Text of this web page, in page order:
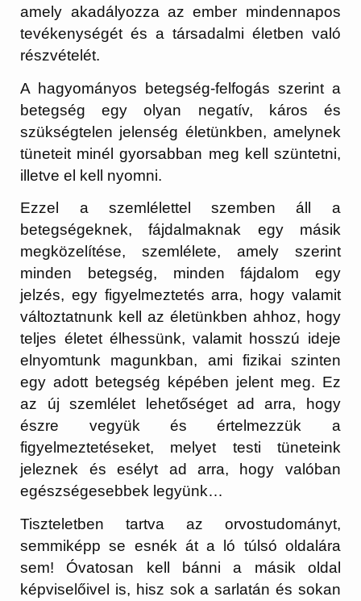
amely akadályozza az ember mindennapos
tevékenységét és a társadalmi életben való
részvételét.
A hagyományos betegség-felfogás szerint a
betegség egy olyan negatív, káros és
szükségtelen jelenség életünkben, amelynek
tüneteit minél gyorsabban meg kell szüntetni,
illetve el kell nyomni.
Ezzel a szemlélettel szemben áll a
betegségeknek, fájdalmaknak egy másik
megközelítése, szemlélete, amely szerint
minden betegség, minden fájdalom egy
jelzés, egy figyelmeztetés arra, hogy valamit
változtatnunk kell az életünkben ahhoz, hogy
teljes életet élhessünk, valamit hosszú ideje
elnyomtunk magunkban, ami fizikai szinten
egy adott betegség képében jelent meg. Ez
az új szemlélet lehetőséget ad arra, hogy
észre vegyük és értelmezzük a
figyelmeztetéseket, melyet testi tüneteink
jeleznek és esélyt ad arra, hogy valóban
egészségesebbek legyünk…
Tiszteletben tartva az orvostudományt,
semmiképp se esnék át a ló túlsó oldalára
sem! Óvatosan kell bánni a másik oldal
képviselőivel is, hisz sok a sarlatán és sokan